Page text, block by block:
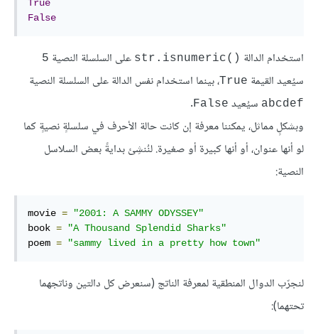
True
False
استخدام الدالة str.isnumeric()‎ على السلسلة النصية 5
سيُعيد القيمة True، بينما استخدام نفس الدالة على السلسلة النصية
abcdef سيُعيد False
.
وبشكلٍ مماثل، يمكننا معرفة إن كانت حالة الأحرف في سلسلةٍ نصيةٍ كما
لو أنها عنوان، أو أنها كبيرة أو صغيرة. لنُنشِئ بدايةً بعض السلاسل
النصية:
movie =
"2001: A SAMMY ODYSSEY"
book =
"A Thousand Splendid Sharks"
poem = "sammy lived in a pretty how town"
لنجرّب الدوال المنطقية لمعرفة الناتج (سنعرض كل دالتين وناتجهما
تحتهما):